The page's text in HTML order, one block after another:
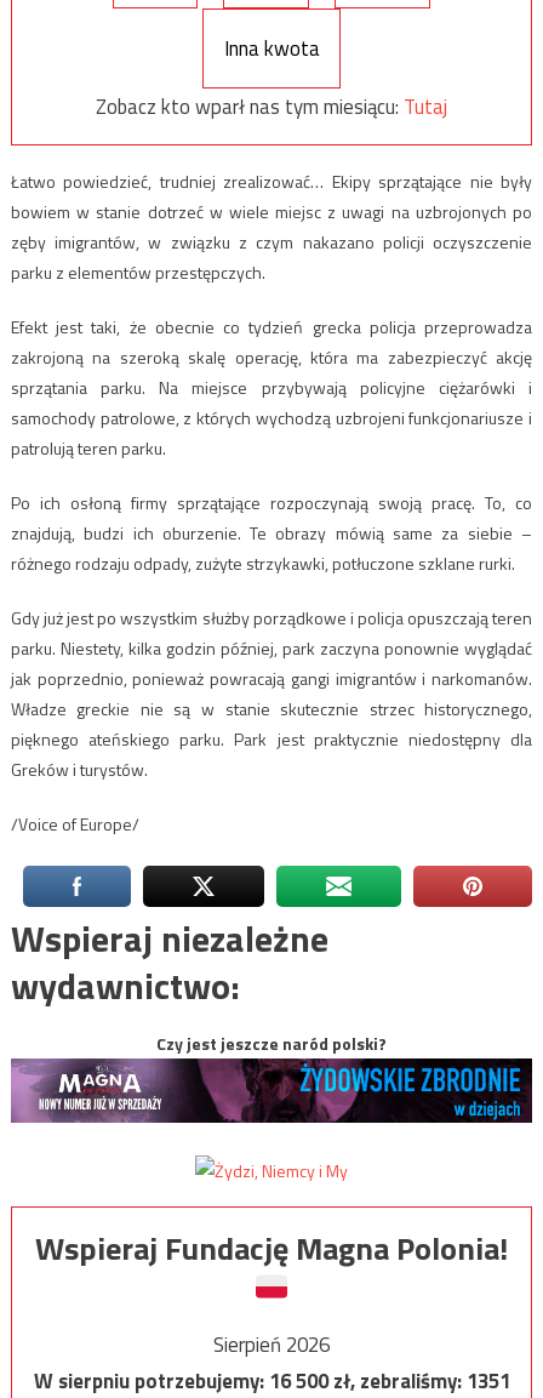
Inna kwota
Zobacz kto wparł nas tym miesiącu: Tutaj
Łatwo powiedzieć, trudniej zrealizować… Ekipy sprzątające nie były
bowiem w stanie dotrzeć w wiele miejsc z uwagi na uzbrojonych po
zęby imigrantów, w związku z czym nakazano policji oczyszczenie
parku z elementów przestępczych.
Efekt jest taki, że obecnie co tydzień grecka policja przeprowadza
zakrojoną na szeroką skalę operację, która ma zabezpieczyć akcję
sprzątania parku. Na miejsce przybywają policyjne ciężarówki i
samochody patrolowe, z których wychodzą uzbrojeni funkcjonariusze i
patrolują teren parku.
Po ich osłoną firmy sprzątające rozpoczynają swoją pracę. To, co
znajdują, budzi ich oburzenie. Te obrazy mówią same za siebie –
różnego rodzaju odpady, zużyte strzykawki, potłuczone szklane rurki.
Gdy już jest po wszystkim służby porządkowe i policja opuszczają teren
parku. Niestety, kilka godzin później, park zaczyna ponownie wyglądać
jak poprzednio, ponieważ powracają gangi imigrantów i narkomanów.
Władze greckie nie są w stanie skutecznie strzec historycznego,
pięknego ateńskiego parku. Park jest praktycznie niedostępny dla
Greków i turystów.
/Voice of Europe/
Wspieraj niezależne
wydawnictwo:
Czy jest jeszcze naród polski?
Wspieraj Fundację Magna Polonia!
Sierpień 2026
W sierpniu potrzebujemy:16 500zł, zebraliśmy:1351